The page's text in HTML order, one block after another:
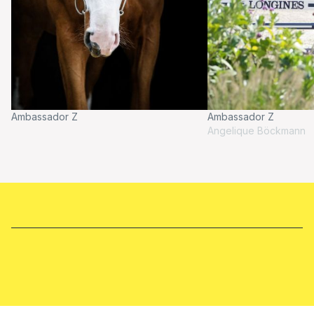
Ambassador Z
Ambassador Z
Angelique Böckmann